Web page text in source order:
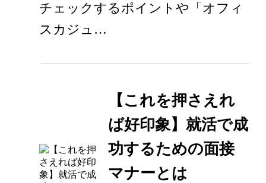
チェックするポイントや「オフィ
スカジュ…
【これを押さえれ
ば好印象】就活で成
功するための面接
マナーとは